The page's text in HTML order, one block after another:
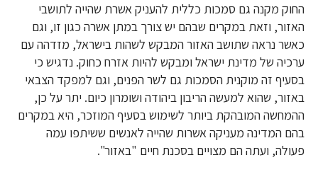
החוק מקנה גם סמכות כללית להעניק אשרת שהייה לתושבי
האזור, וזאת במקרים שבהם יש צורך במתן אשרה כגון זו, וגם
כאשר נראה שתושב האזור המבקש לשהות בישראל, מזדהה עם
ערכיה של מדינת ישראל ומבקש להיות אזרח כחוק. נדגיש כי
בסעיף זה מוקנית הסמכות גם לשר הפנים, וגם למפקד הצבאי
באזור, שהוא למעשה הריבון ביהודה ושומרון כיום. יתר על כן,
ההמחשה המובהקת ביותר לשימוש בסעיף המוזכר, היא במקרים
בהם המדינה מעניקה אשרות שהייה לאנשים ששיתפו עמה
פעולה, ועתה הם מצויים בסכנת חיים "באזור".